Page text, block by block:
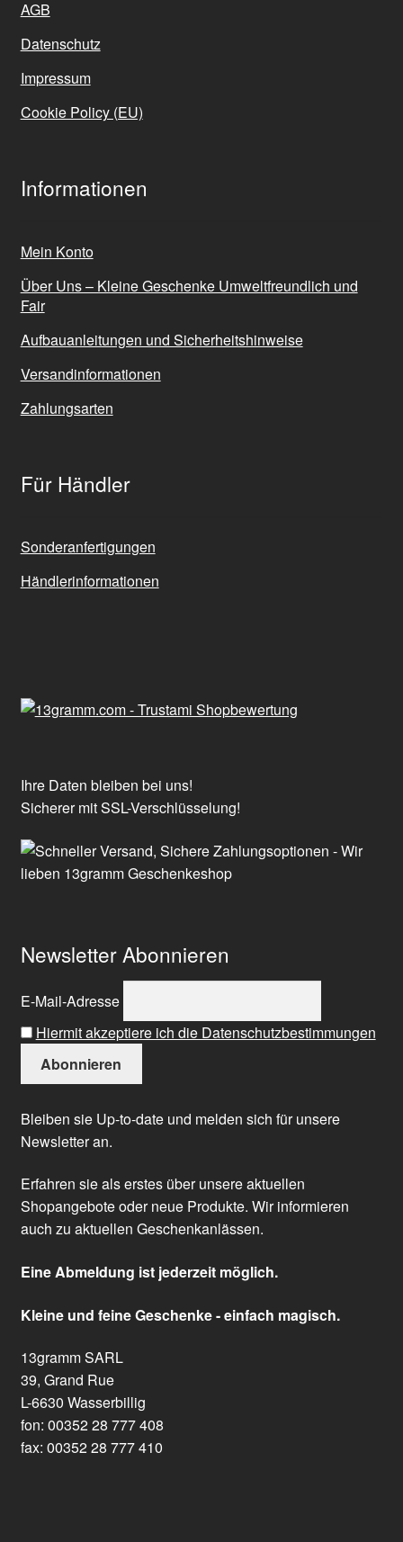
AGB
Datenschutz
Impressum
Cookie Policy (EU)
Informationen
Mein Konto
Über Uns – Kleine Geschenke Umweltfreundlich und
Fair
Aufbauanleitungen und Sicherheitshinweise
Versandinformationen
Zahlungsarten
Für Händler
Sonderanfertigungen
Händlerinformationen
Ihre Daten bleiben bei uns!
Sicherer mit SSL-Verschlüsselung!
Newsletter Abonnieren
E-Mail-Adresse
Hiermit akzeptiere ich die Datenschutzbestimmungen
Bleiben sie Up-to-date und melden sich für unsere
Newsletter an.
Erfahren sie als erstes über unsere aktuellen
Shopangebote oder neue Produkte. Wir informieren
auch zu aktuellen Geschenkanlässen.
Eine Abmeldung ist jederzeit möglich.
Kleine und feine Geschenke - einfach magisch.
13gramm SARL
39, Grand Rue
L-6630 Wasserbillig
fon: 00352 28 777 408
fax: 00352 28 777 410